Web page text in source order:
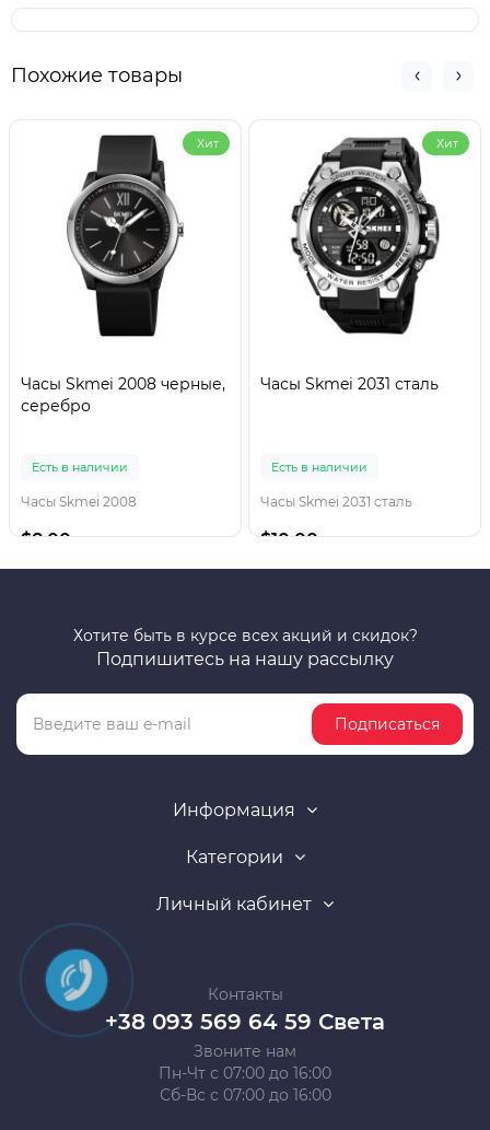
Похожие товары
Хит
Часы Skmei 2008 черные,
серебро
Есть в наличии
Часы Skmei 2008
$8.00
Хит
Часы Skmei 2031 сталь
Есть в наличии
Часы Skmei 2031 сталь
$10.00
Хотите быть в курсе всех акций и скидок?
Подпишитесь на нашу рассылку
Подписаться
Информация
Категории
Личный кабинет
Контакты
+38 093 569 64 59 Света
Звоните нам
Пн-Чт с 07:00 до 16:00
Сб-Вс с 07:00 до 16:00